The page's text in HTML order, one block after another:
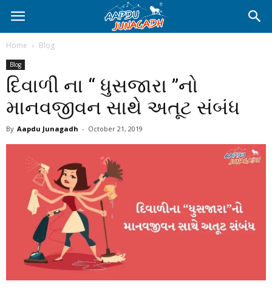
Home Blog
Blog
દિવાળી ના “ ધુસજારા ”નો
માનવજીવન સાથે અતૂટ સંબંધ
By Aapdu Junagadh - October 21, 2019